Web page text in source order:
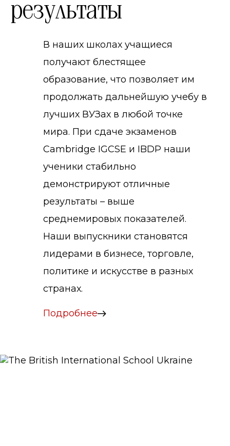
результаты
В наших школах учащиеся
получают блестящее
образование, что позволяет им
продолжать дальнейшую учебу в
лучших ВУЗах в любой точке
мира. При сдаче экзаменов
Cambridge IGCSE и IBDP наши
ученики стабильно
демонстрируют отличные
результаты – выше
среднемировых показателей.
Наши выпускники становятся
лидерами в бизнесе, торговле,
политике и искусстве в разных
странах.
Подробнее